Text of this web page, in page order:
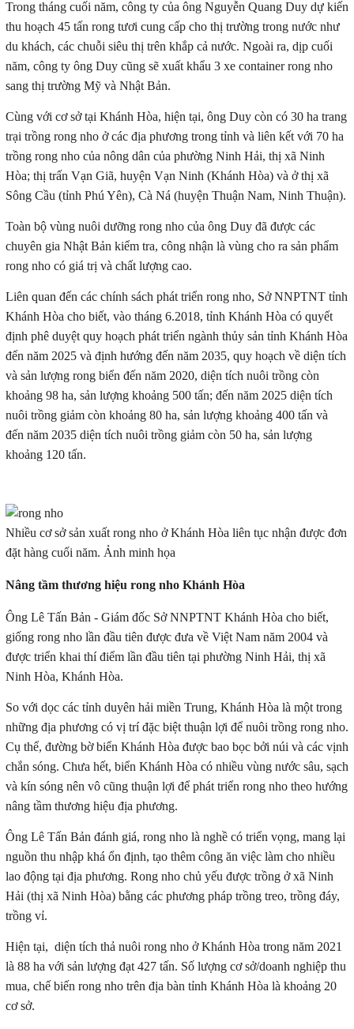
Trong tháng cuối năm, công ty của ông Nguyễn Quang Duy dự kiến
thu hoạch 45 tấn rong tươi cung cấp cho thị trường trong nước như
du khách, các chuỗi siêu thị trên khắp cả nước. Ngoài ra, dịp cuối
năm, công ty ông Duy cũng sẽ xuất khẩu 3 xe container rong nho
sang thị trường Mỹ và Nhật Bản.
Cùng với cơ sở tại Khánh Hòa, hiện tại, ông Duy còn có 30 ha trang
trại trồng rong nho ở các địa phương trong tỉnh và liên kết với 70 ha
trồng rong nho của nông dân của phường Ninh Hải, thị xã Ninh
Hòa; thị trấn Vạn Giã, huyện Vạn Ninh (Khánh Hòa) và ở thị xã
Sông Cầu (tỉnh Phú Yên), Cà Ná (huyện Thuận Nam, Ninh Thuận).
Toàn bộ vùng nuôi dưỡng rong nho của ông Duy đã được các
chuyên gia Nhật Bản kiểm tra, công nhận là vùng cho ra sản phẩm
rong nho có giá trị và chất lượng cao.
Liên quan đến các chính sách phát triển rong nho, Sở NNPTNT tỉnh
Khánh Hòa cho biết, vào tháng 6.2018, tỉnh Khánh Hòa có quyết
định phê duyệt quy hoạch phát triển ngành thủy sản tỉnh Khánh Hòa
đến năm 2025 và định hướng đến năm 2035, quy hoạch về diện tích
và sản lượng rong biển đến năm 2020, diện tích nuôi trồng còn
khoảng 98 ha, sản lượng khoảng 500 tấn; đến năm 2025 diện tích
nuôi trồng giảm còn khoảng 80 ha, sản lượng khoảng 400 tấn và
đến năm 2035 diện tích nuôi trồng giảm còn 50 ha, sản lượng
khoảng 120 tấn.
Nhiều cơ sở sản xuất rong nho ở Khánh Hòa liên tục nhận được đơn
đặt hàng cuối năm. Ảnh minh họa
Nâng tầm thương hiệu rong nho Khánh Hòa
Ông Lê Tấn Bản - Giám đốc Sở NNPTNT Khánh Hòa cho biết,
giống rong nho lần đầu tiên được đưa về Việt Nam năm 2004 và
được triển khai thí điểm lần đầu tiên tại phường Ninh Hải, thị xã
Ninh Hòa, Khánh Hòa.
So với dọc các tỉnh duyên hải miền Trung, Khánh Hòa là một trong
những địa phương có vị trí đặc biệt thuận lợi để nuôi trồng rong nho.
Cụ thể, đường bờ biển Khánh Hòa được bao bọc bởi núi và các vịnh
chắn sóng. Chưa hết, biển Khánh Hòa có nhiều vùng nước sâu, sạch
và kín sóng nên vô cũng thuận lợi để phát triển rong nho theo hướng
nâng tầm thương hiệu địa phương.
Ông Lê Tấn Bản đánh giá, rong nho là nghề có triển vọng, mang lại
nguồn thu nhập khá ổn định, tạo thêm công ăn việc làm cho nhiều
lao động tại địa phương. Rong nho chủ yếu được trồng ở xã Ninh
Hải (thị xã Ninh Hòa) bằng các phương pháp trồng treo, trồng đáy,
trồng vỉ.
Hiện tại, diện tích thả nuôi rong nho ở Khánh Hòa trong năm 2021
là 88 ha với sản lượng đạt 427 tấn. Số lượng cơ sở/doanh nghiệp thu
mua, chế biến rong nho trên địa bàn tỉnh Khánh Hòa là khoảng 20
cơ sở.